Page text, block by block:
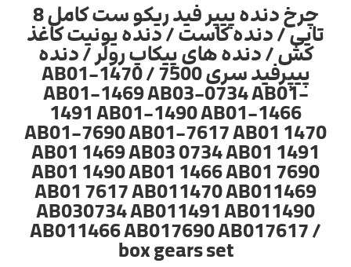
چرخ دنده پیپر فید ریکو ست کامل 8
تایی / دنده کاست / دنده یونیت کاغذ
کش / دنده های پیکاپ رولر / دنده
پیپرفید سری 7500 / AB01-1470
AB01-1469 AB03-0734 AB01-
1491 AB01-1490 AB01-1466
AB01-7690 AB01-7617 AB01 1470
AB01 1469 AB03 0734 AB01 1491
AB01 1490 AB01 1466 AB01 7690
AB01 7617 AB011470 AB011469
AB030734 AB011491 AB011490
AB011466 AB017690 AB017617 /
box gears set